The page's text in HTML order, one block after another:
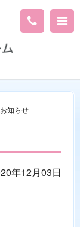
知らせ
年12月03日